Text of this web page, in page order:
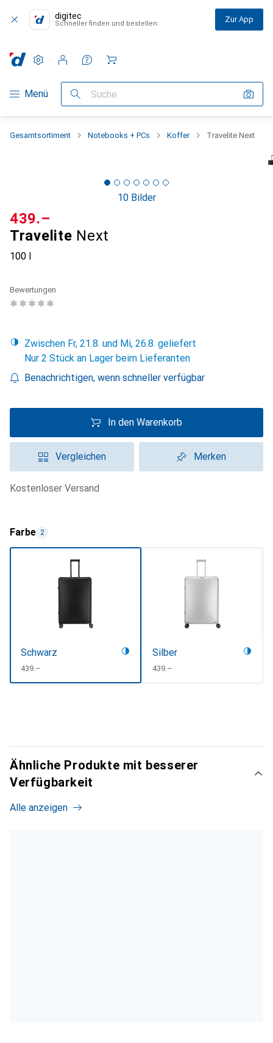
digitec
Schneller finden und bestellen Zur App
Navigation nach Kategorien
Menü Suche
Einstellungen
Kundenkonto
Vergleichslisten
Merklisten
Warenkorb
Gesamtsortiment Notebooks + PCs Koffer Travelite Next
10 Bilder
Travelite Next
100 l
CHF
439.–
Bewertungen
Zwischen Fr, 21.8. und Mi, 26.8. geliefert
Nur 2 Stück an Lager beim Lieferanten
Benachrichtigen, wenn schneller verfügbar
In den Warenkorb
Vergleichen Merken
kostenloser Versand
Farbe 2
Schwarz
CHF
439.–
Silber
CHF
439.–
Ähnliche Produkte mit besserer
Verfügbarkeit
Alle anzeigen